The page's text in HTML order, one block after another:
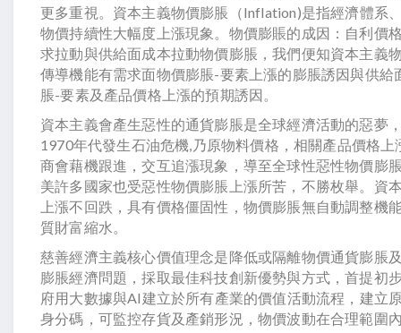
更多重視。資本主義物價膨脹（Inflation)是指經濟體系
物價持續性大幅度上漲現象。物價膨賬的成因：自利價
求拉動與供給面成本拉動物價膨脹，我們便知資本主義
傳導機能有需求面物價膨脹-要素上漲的膨脹誘因與供給
脹-要素及產品價格上漲的預期誘因。
資本主義會產生惡性的通貨膨脹是全球經濟活動的惡夢
1970年代發生石油危機,乃原物料價格，相關產品價格上
商會藉機跟進，交互追漲現象，導至全球性惡性物價膨
美許多國家也受惡性物價膨脹上漲所苦，不勝枚舉。資
上漲不回跌，具有價格僵固性，物價膨脹無自動調整機
質財富縮水。
慈善經濟主義核心價值理念是降低或隔離物價通貨膨脹
膨脹經濟問題，採取最佳科技創新優勢與方式，首提初
府用大數據與AI建立於所有產業的價值活動流程，建立
身分碼，可監控存貨及產銷形況，物價波動在合理範圍